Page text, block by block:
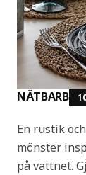
NÄTBARB
En rustik
mönster
på vattnet.